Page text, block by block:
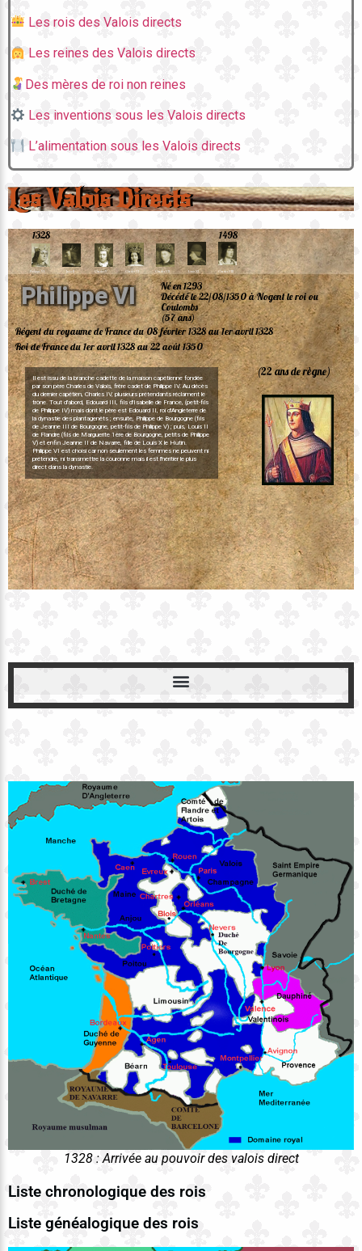
Les rois des Valois directs
Les reines des Valois directs
Des mères de roi non reines
Les inventions sous les Valois directs
L’alimentation sous les Valois directs
Les Valois Directs
Charles VII
Philippe VI Jean II Charles V Charles VI Charles VII Charles VIII
Louis XI
1328 1498
Charles IV
Régent du royaume de France du 08 février 1328 au 1er avril 1328
Philippe VI
Né en 1293
Décédé le 22/08/1350 à Nogent le roi ou
Coulombs
(57 ans)
(22 ans de règne)
Roi de France du 1er avril 1328 au 22 août 1350
Il est issu de la branche cadette de la maison capétienne fondée
par son père Charles de Valois, frère cadet de Philippe IV. Au décès
du dernier capétien, Charles IV, plusieurs prétendants réclament le
trône. Tout d'abord, Edouard III, fils d'Isabelle de France, (petit-fils
de Philippe IV) mais dont le père est Edouard II, roi d'Angleterre de
la dynastie des plantagenêts ; ensuite, Philippe de Bourgogne (fils
de Jeanne III de Bourgogne, petit-fils de Philippe V) ; puis, Louis II
de Flandre (fils de Marguerite 1ère de Bourgogne, petits de Philippe
V) et enfin Jeanne II de Navarre, fille de Louis X le Hutin.
Philippe VI est choisi car non seulement les femmes ne peuvent ni
prétendre, ni transmettre la couronne mais il est l'héritier le plus
direct dans la dynastie.
1328 : Arrivée au pouvoir des valois direct
Liste chronologique des rois
Liste généalogique des rois